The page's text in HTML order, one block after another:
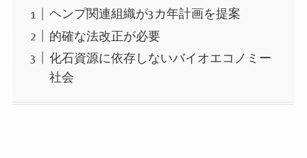
ヘンプ関連組織が3カ年計画を提案
的確な法改正が必要
化石資源に依存しないバイオエコノミー
社会